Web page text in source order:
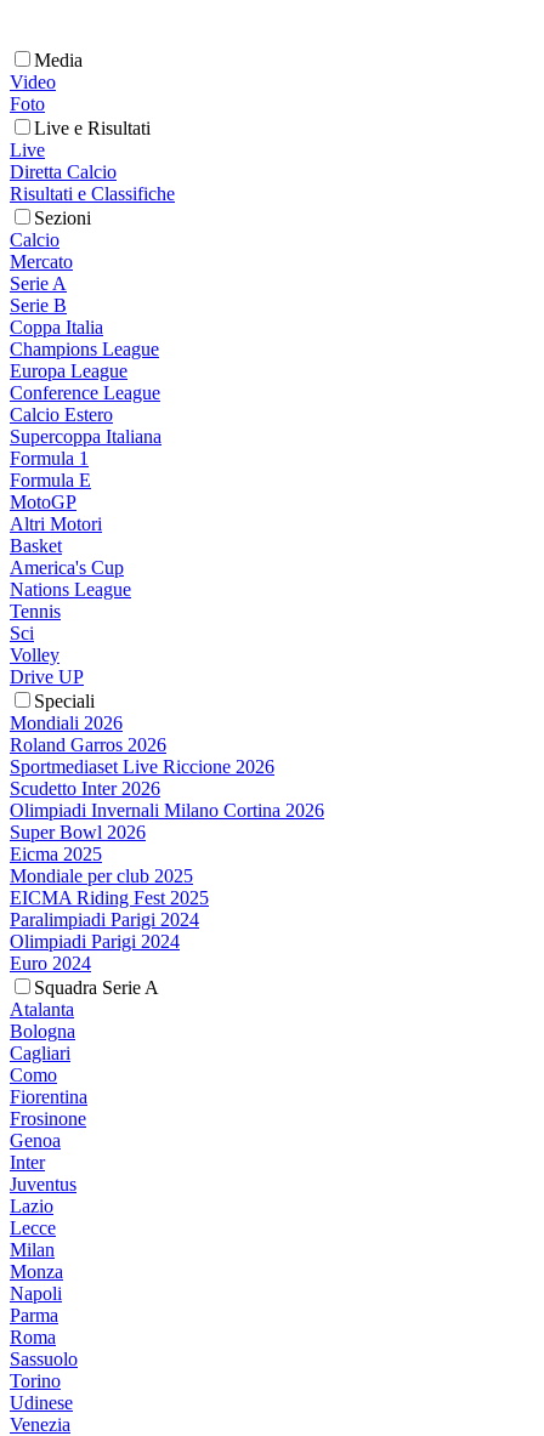
Media
Video
Foto
Live e Risultati
Live
Diretta Calcio
Risultati e Classifiche
Sezioni
Calcio
Mercato
Serie A
Serie B
Coppa Italia
Champions League
Europa League
Conference League
Calcio Estero
Supercoppa Italiana
Formula 1
Formula E
MotoGP
Altri Motori
Basket
America's Cup
Nations League
Tennis
Sci
Volley
Drive UP
Speciali
Mondiali 2026
Roland Garros 2026
Sportmediaset Live Riccione 2026
Scudetto Inter 2026
Olimpiadi Invernali Milano Cortina 2026
Super Bowl 2026
Eicma 2025
Mondiale per club 2025
EICMA Riding Fest 2025
Paralimpiadi Parigi 2024
Olimpiadi Parigi 2024
Euro 2024
Squadra Serie A
Atalanta
Bologna
Cagliari
Como
Fiorentina
Frosinone
Genoa
Inter
Juventus
Lazio
Lecce
Milan
Monza
Napoli
Parma
Roma
Sassuolo
Torino
Udinese
Venezia